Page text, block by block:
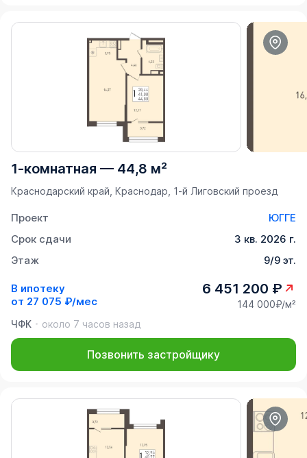
1-комнатная — 44,8 м²
Краснодарский край, Краснодар, 1-й Лиговский проезд
Проект
ЮГГЕ
Срок сдачи
3 кв. 2026 г.
Этаж
9/9 эт.
В ипотеку
от 27 075 ₽/мес
6 451 200 ₽
144 000₽/м²
ЧФК
около 7 часов назад
Позвонить застройщику